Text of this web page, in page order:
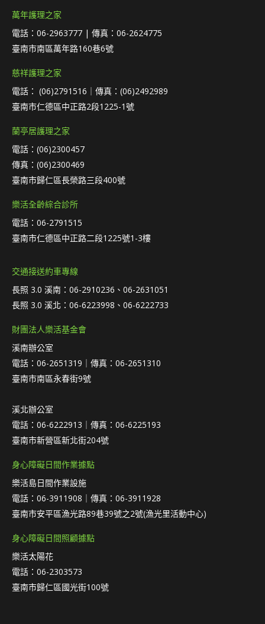
萬年護理之家
電話：06-2963777 | 傳真：06-2624775
臺南市南區萬年路160巷6號
慈祥護理之家
電話： (06)2791516｜傳真：(06)2492989
臺南市仁德區中正路2段1225-1號
蘭亭居護理之家
電話：(06)2300457
傳真：(06)2300469
臺南市歸仁區長榮路三段400號
樂活全齡綜合診所
電話：06-2791515
臺南市仁德區中正路二段1225號1-3樓
交通接送約車專線
長照 3.0 溪南：06-2910236、06-2631051
長照 3.0 溪北：06-6223998、06-6222733
財團法人樂活基金會
溪南辦公室
電話：06-2651319｜傳真：06-2651310
臺南市南區永春街9號
溪北辦公室
電話：06-6222913｜傳真：06-6225193
臺南市新營區新北街204號
身心障礙日間作業據點
樂活島日間作業設施
電話：06-3911908｜傳真：06-3911928
臺南市安平區漁光路89巷39號之2號(漁光里活動中心)
身心障礙日間照顧據點
樂活太陽花
電話：06-2303573
臺南市歸仁區國光街100號